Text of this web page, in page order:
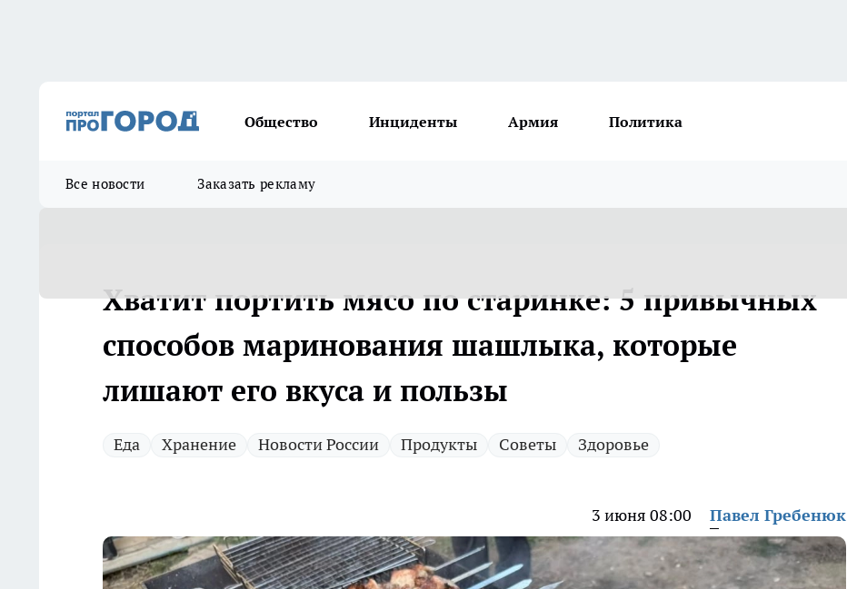
Общество Инциденты Армия Политика
Все новости Заказать рекламу
Хватит портить мясо по старинке: 5 привычных
способов маринования шашлыка, которые
лишают его вкуса и пользы
Еда Хранение Новости России Продукты Советы Здоровье
3 июня 08:00 Павел Гребенюк